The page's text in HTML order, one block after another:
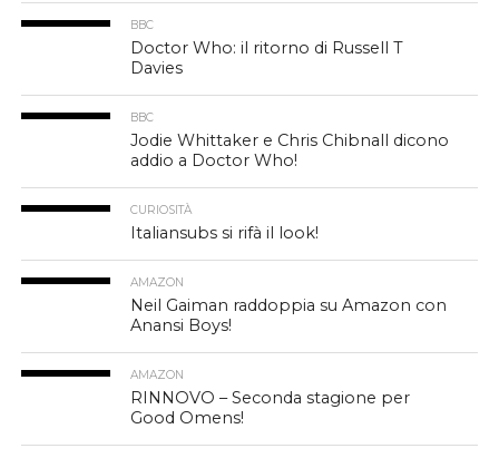
BBC
Doctor Who: il ritorno di Russell T
Davies
BBC
Jodie Whittaker e Chris Chibnall dicono
addio a Doctor Who!
CURIOSITÀ
Italiansubs si rifà il look!
AMAZON
Neil Gaiman raddoppia su Amazon con
Anansi Boys!
AMAZON
RINNOVO – Seconda stagione per
Good Omens!